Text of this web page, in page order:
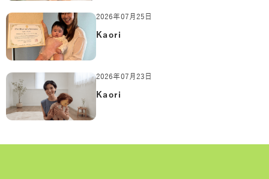
2026年07月25日
Kaori
2026年07月23日
Kaori